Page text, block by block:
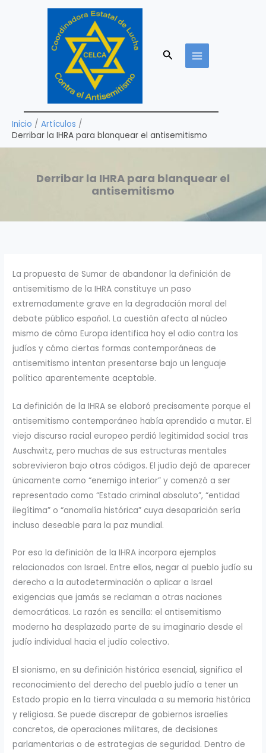
Buscar
Inicio
Artículos
Derribar la IHRA para blanquear el antisemitismo
Derribar la IHRA para blanquear el
antisemitismo
La propuesta de Sumar de abandonar la definición de
antisemitismo de la IHRA constituye un paso
extremadamente grave en la degradación moral del
debate público español. La cuestión afecta al núcleo
mismo de cómo Europa identifica hoy el odio contra los
judíos y cómo ciertas formas contemporáneas de
antisemitismo intentan presentarse bajo un lenguaje
político aparentemente aceptable.
La definición de la IHRA se elaboró precisamente porque el
antisemitismo contemporáneo había aprendido a mutar. El
viejo discurso racial europeo perdió legitimidad social tras
Auschwitz, pero muchas de sus estructuras mentales
sobrevivieron bajo otros códigos. El judío dejó de aparecer
únicamente como “enemigo interior” y comenzó a ser
representado como “Estado criminal absoluto”, “entidad
ilegítima” o “anomalía histórica” cuya desaparición sería
incluso deseable para la paz mundial.
Por eso la definición de la IHRA incorpora ejemplos
relacionados con Israel. Entre ellos, negar al pueblo judío su
derecho a la autodeterminación o aplicar a Israel
exigencias que jamás se reclaman a otras naciones
democráticas. La razón es sencilla: el antisemitismo
moderno ha desplazado parte de su imaginario desde el
judío individual hacia el judío colectivo.
El sionismo, en su definición histórica esencial, significa el
reconocimiento del derecho del pueblo judío a tener un
Estado propio en la tierra vinculada a su memoria histórica
y religiosa. Se puede discrepar de gobiernos israelíes
concretos, de operaciones militares, de decisiones
parlamentarias o de estrategias de seguridad. Dentro de